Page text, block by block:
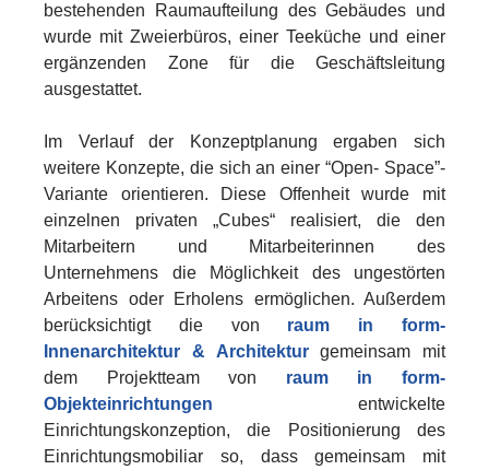
bestehenden Raumaufteilung des Gebäudes und
wurde mit Zweierbüros, einer Teeküche und einer
ergänzenden Zone für die Geschäftsleitung
ausgestattet.
Im Verlauf der Konzeptplanung ergaben sich
weitere Konzepte, die sich an einer “Open- Space”-
Variante orientieren. Diese Offenheit wurde mit
einzelnen privaten „Cubes“ realisiert, die den
Mitarbeitern und Mitarbeiterinnen des
Unternehmens die Möglichkeit des ungestörten
Arbeitens oder Erholens ermöglichen. Außerdem
berücksichtigt die von raum in form-
Innenarchitektur & Architekturgemeinsam mit
dem Projektteam von raum in form-
Objekteinrichtungen entwickelte
Einrichtungskonzeption, die Positionierung des
Einrichtungsmobiliar so, dass gemeinsam mit